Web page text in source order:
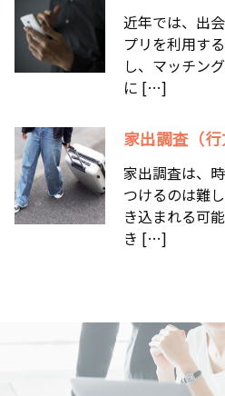
近年では、出
プリを利用す
し、マッチン
に […]
家出調査（行
家出調査は、
つけるのは難
き込まれる可
き […]